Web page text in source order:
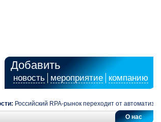
Добавить
новость мероприятие компанию
Российский RPA-рынок переходит от автоматизации
О нас